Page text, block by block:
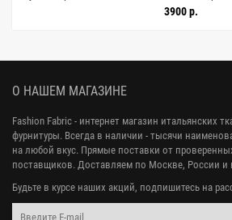
3900 р.
О НАШЕМ МАГАЗИНЕ
Fashion Fabric - интернет магазин итальянских
фурнитуры. Всегда в наличии - тысячи
на любой вкус. Прямые поставки от
поставщиков. Доставляем по Москве, России и
Будьте в курсе наших акций, подпишитесь на